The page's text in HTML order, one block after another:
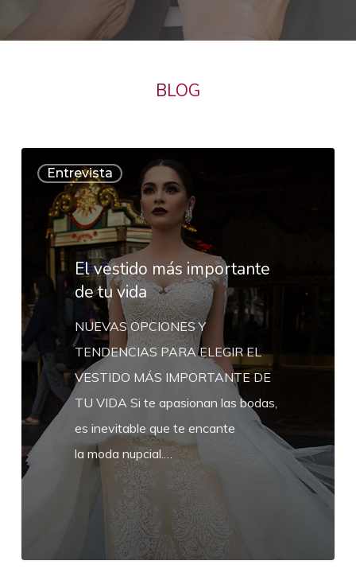
BLOG
Entrevista
vestido
importante
vida
El vestido más importante
de tu vida
NUEVAS OPCIONES Y
TENDENCIAS PARA ELEGIR EL
VESTIDO MÁS IMPORTANTE DE
TU VIDA Si te apasionan las bodas,
es inevitable que te encante
la moda nupcial.…